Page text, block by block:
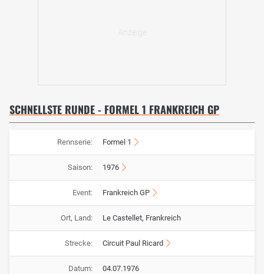
SCHNELLSTE RUNDE - FORMEL 1 FRANKREICH GP
Rennserie: Formel 1
Saison: 1976
Event: Frankreich GP
Ort, Land: Le Castellet, Frankreich
Strecke: Circuit Paul Ricard
Datum: 04.07.1976